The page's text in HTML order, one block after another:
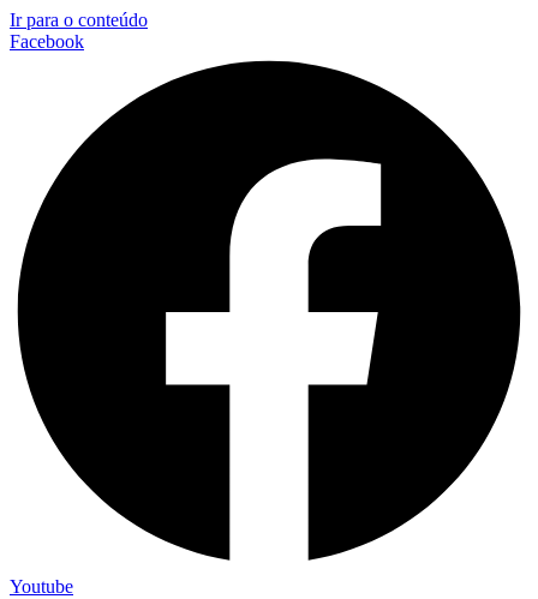
Ir para o conteúdo
Facebook
Youtube